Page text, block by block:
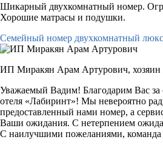
Шикарный двухкомнатный номер.
Хорошие матрасы и подушки.
Семейный номер двухкомнатный
ИП Миракян Арам Артурович,
Уважаемый Вадим! Благодарим Вас
отеля «Лабиринт»! Мы невероятно
предоставленный нами номер, а
Ваши ожидания. С нетерпением
С наилучшими пожеланиями, команда